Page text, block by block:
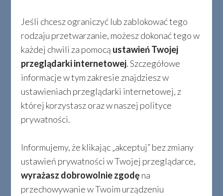
Jeśli chcesz ograniczyć lub zablokować tego
rodzaju przetwarzanie, możesz dokonać tego w
każdej chwili za pomocą ustawień Twojej
przeglądarki internetowej. Szczegółowe
informacje w tym zakresie znajdziesz w
ustawieniach przeglądarki internetowej, z
której korzystasz oraz w naszej polityce
prywatności.
Informujemy, że klikając „akceptuj” bez zmiany
ustawień prywatności w Twojej przeglądarce,
wyrażasz dobrowolnie zgodę na
przechowywanie w Twoim urządzeniu
ANODA KOLOR - SREBRO
01
Opcje kolorystyczne dostępne dla tego
KLIKNIJ PRÓBNIK ABY POWIĘKSZYĆ
Kolory Anoda